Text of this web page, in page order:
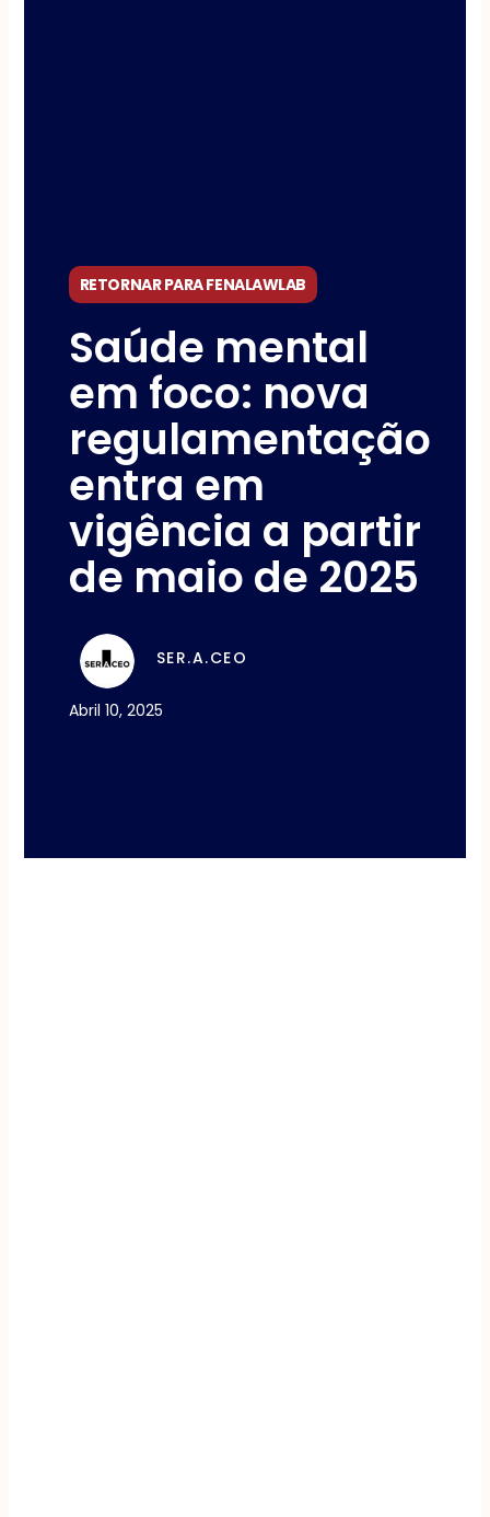
RETORNAR PARA FENALAWLAB
Saúde mental
em foco: nova
regulamentação
entra em
vigência a partir
de maio de 2025
SER.A.CEO
Abril 10, 2025